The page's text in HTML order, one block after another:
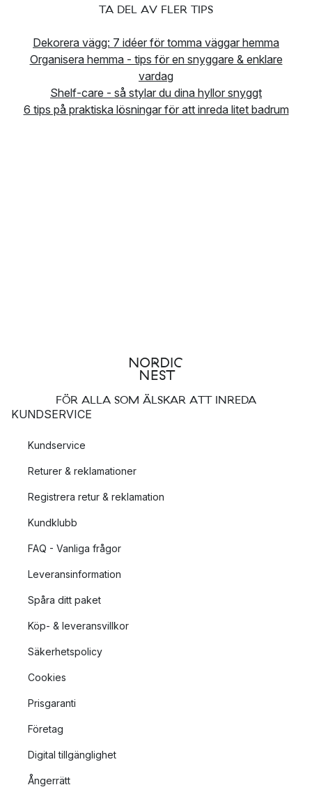
TA DEL AV FLER TIPS
Dekorera vägg: 7 idéer för tomma väggar hemma
Organisera hemma - tips för en snyggare & enklare
vardag
Shelf-care - så stylar du dina hyllor snyggt
6 tips på praktiska lösningar för att inreda litet badrum
FÖR ALLA SOM ÄLSKAR ATT INREDA
KUNDSERVICE
Kundservice
Returer & reklamationer
Registrera retur & reklamation
Kundklubb
FAQ - Vanliga frågor
Leveransinformation
Spåra ditt paket
Köp- & leveransvillkor
Säkerhetspolicy
Cookies
Prisgaranti
Företag
Digital tillgänglighet
Ångerrätt